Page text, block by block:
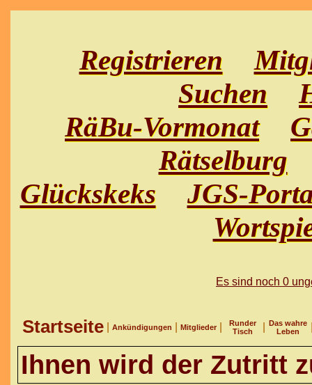
Registrieren
Suchen
RäBu-Vormonat
Rätselburg
Glückskeks
JGS-
Es sind noch 0
Startseite Ankündigungen Mitglieder
Runder
Tisch
Das wahre
Leben
Ihnen wird der Zutritt